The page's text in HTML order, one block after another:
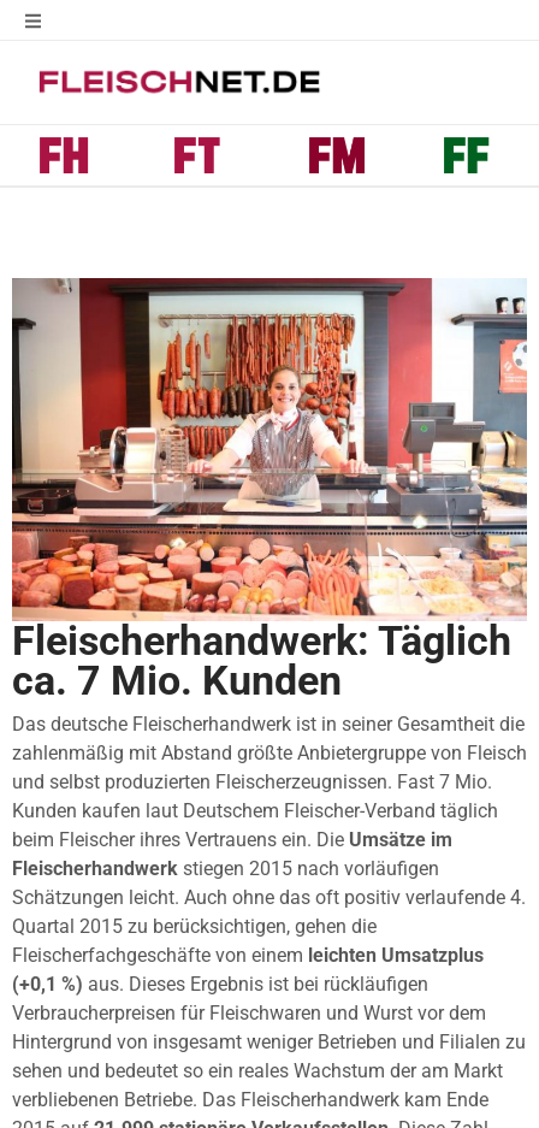
Fleischerhandwerk: Täglich
ca. 7 Mio. Kunden
Das deutsche Fleischerhandwerk ist in seiner Gesamtheit die
zahlenmäßig mit Abstand größte Anbietergruppe von Fleisch
und selbst produzierten Fleischerzeugnissen. Fast 7 Mio.
Kunden kaufen laut Deutschem Fleischer-Verband täglich
beim Fleischer ihres Vertrauens ein. Die Umsätze im
Fleischerhandwerk stiegen 2015 nach vorläufigen
Schätzungen leicht. Auch ohne das oft positiv verlaufende 4.
Quartal 2015 zu berücksichtigen, gehen die
Fleischerfachgeschäfte von einem leichten Umsatzplus
(+0,1 %) aus. Dieses Ergebnis ist bei rückläufigen
Verbraucherpreisen für Fleischwaren und Wurst vor dem
Hintergrund von insgesamt weniger Betrieben und Filialen zu
sehen und bedeutet so ein reales Wachstum der am Markt
verbliebenen Betriebe. Das Fleischerhandwerk kam Ende